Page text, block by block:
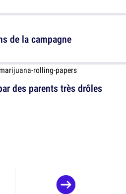
des parents très drôles
de la campagne